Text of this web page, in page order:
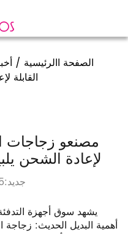
الصفحة االرئيسية /
القابلة
مصنعو زجاجات
لإعادة الشحن
جديد:2025 26,12
يشهد سوق أجهزة
أهمية البديل الحديث: زجاجة